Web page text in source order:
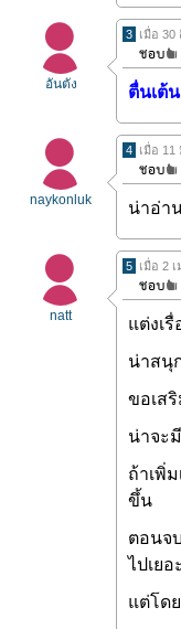
อันตัง
3 เมื่อ 30
ตื่นเต้
naykonluk
4 เมื่อ 11
น่าอ่า
natt
5 เมื่อ 2
แต่งเรื่
น่าสนุ
ขอเส
น่าจะ
ถ้าเพิ่
ขึ้น
ตอนจ
ไปเยอ
แต่โด